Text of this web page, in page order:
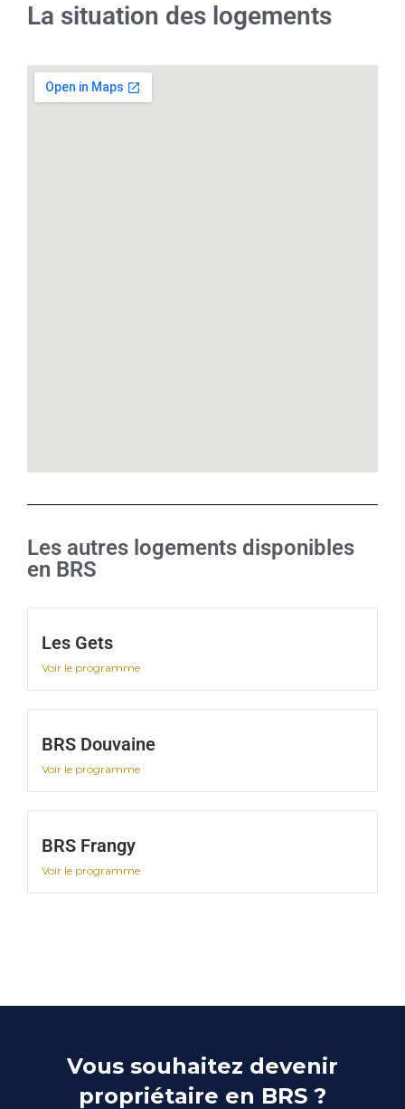
La situation des logements
Les autres logements disponibles
en BRS
Les Gets
Voir le programme
BRS Douvaine
Voir le programme
BRS Frangy
Voir le programme
Vous souhaitez devenir
propriétaire en BRS ?